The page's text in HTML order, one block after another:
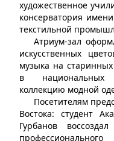
художественное
консерватория
текстильной
Атриум-зал
искусственных
музыка на
в национальных
коллекцию модной
Посетителям
Востока: студент
Гурбанов